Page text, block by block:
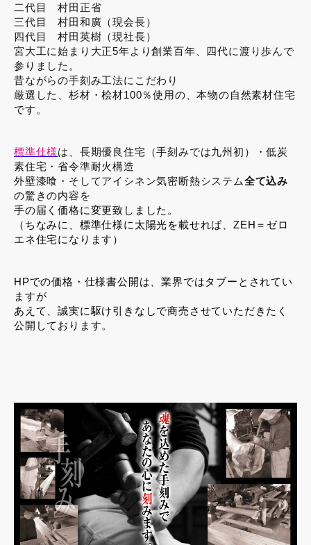
二代目 村田正省
三代目 村田和廣（現会長）
四代目 村田英樹（現社長）
宮大工に始まり大正5年より創業百年、四代に渡り歩んで
参りました。
昔ながらの手刻み工法にこだわり
厳選した、杉材・桧材100％使用の、本物の自然素材住宅
です。
標準仕様は、長期優良住宅（手刻みでは九州初）・低炭
素住宅・省令準耐火構造
外壁漆喰・そしてアイシネン気密断熱システム全て込み
の驚きの内容を
手の届く価格に変更致しました。
（ちなみに、標準仕様に太陽光を載せれば、ZEH＝ゼロ
エネ住宅になります）
HPでの価格・仕様書公開は、業界ではタブーとされてい
ますが
あえて、誠実に駆け引きなしで商売させていただきたく
公開しております。